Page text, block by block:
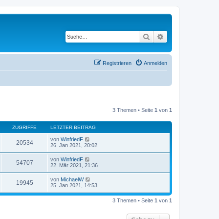
Suche
Anmelden
Registrieren
3 Themen • Seite 1 von 1
ZUGRIFFE LETZTER BEITRAG
20534 von WinfriedF
26. Jan 2021, 20:02
54707 von WinfriedF
22. Mär 2021, 21:36
19945 von MichaelW
25. Jan 2021, 14:53
3 Themen • Seite 1 von 1